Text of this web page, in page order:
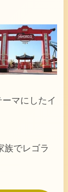
ーマにしたイ
族でレゴラ